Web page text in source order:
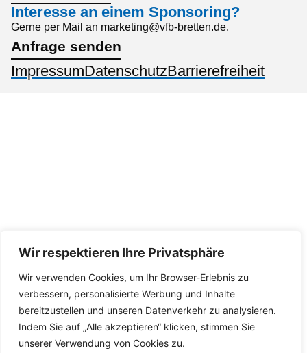
Wir respektieren Ihre Privatsphäre
Wir verwenden Cookies, um Ihr Browser-Erlebnis zu
verbessern, personalisierte Werbung und Inhalte
bereitzustellen und unseren Datenverkehr zu analysieren.
Indem Sie auf „Alle akzeptieren“ klicken, stimmen Sie
unserer Verwendung von Cookies zu.
Interesse an einem Sponsoring?
Gerne per Mail an marketing@vfb-bretten.de.
Anfrage senden
ImpressumDatenschutzBarrierefreiheit